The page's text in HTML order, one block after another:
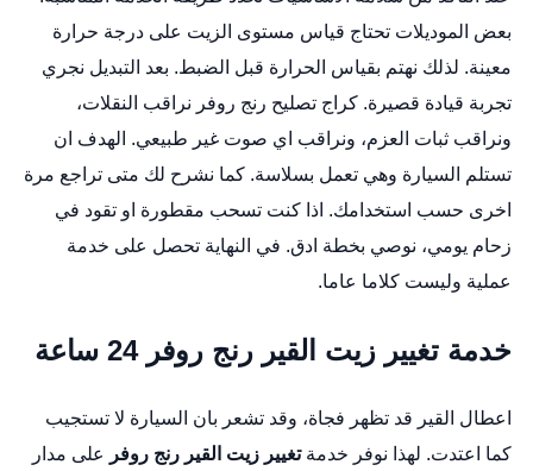
بعض الموديلات تحتاج قياس مستوى الزيت على درجة حرارة
معينة. لذلك نهتم بقياس الحرارة قبل الضبط. بعد التبديل نجري
تجربة قيادة قصيرة. كراج تصليح رنج روفر نراقب النقلات،
ونراقب ثبات العزم، ونراقب اي صوت غير طبيعي. الهدف ان
تستلم السيارة وهي تعمل بسلاسة. كما نشرح لك متى تراجع مرة
اخرى حسب استخدامك. اذا كنت تسحب مقطورة او تقود في
زحام يومي، نوصي بخطة ادق. في النهاية تحصل على خدمة
عملية وليست كلاما عاما.
خدمة تغيير زيت القير رنج روفر 24 ساعة
اعطال القير قد تظهر فجاة، وقد تشعر بان السيارة لا تستجيب
كما اعتدت. لهذا نوفر خدمةتغيير زيت القير رنج روفر
على مدار